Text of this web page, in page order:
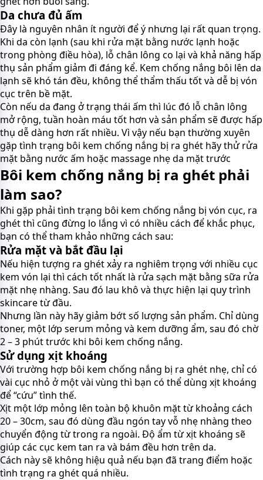
Da chưa đủ ấm
Đây là nguyên nhân ít người để ý nhưng lại rất quan trọng.
Khi da còn lạnh (sau khi rửa mặt bằng nước lạnh hoặc
trong phòng điều hòa), lỗ chân lông co lại và khả năng hấp
thụ sản phẩm giảm đi đáng kể. Kem chống nắng bôi lên da
lạnh sẽ khó tán đều, không thể thẩm thấu tốt và dễ bị vón
cục trên bề mặt.
Còn nếu da đang ở trạng thái ấm thì lúc đó lỗ chân lông
mở rộng, tuần hoàn máu tốt hơn và sản phẩm sẽ được hấp
thụ dễ dàng hơn rất nhiều. Vì vậy nếu bạn thường xuyên
gặp tình trạng bôi kem chống nắng bị ra ghét hãy thử rửa
mặt bằng nước ấm hoặc massage nhẹ da mặt trước
Bôi kem chống nắng bị ra ghét phải
làm sao?
Khi gặp phải tình trạng bôi kem chống nắng bị vón cục, ra
ghét thì cũng đừng lo lắng vì có nhiều cách để khắc phục,
bạn có thể tham khảo những cách sau:
Rửa mặt và bắt đầu lại
Nếu hiện tượng ra ghét xảy ra nghiêm trọng với nhiều cục
kem vón lại thì cách tốt nhất là rửa sạch mặt bằng sữa rửa
mặt nhẹ nhàng. Sau đó lau khô và thực hiện lại quy trình
skincare từ đầu.
Nhưng lần này hãy giảm bớt số lượng sản phẩm. Chỉ dùng
toner, một lớp serum mỏng và kem dưỡng ẩm, sau đó chờ
2 – 3 phút trước khi bôi kem chống nắng.
Sử dụng xịt khoáng
Với trường hợp bôi kem chống nắng bị ra ghét nhẹ, chỉ có
vài cục nhỏ ở một vài vùng thì bạn có thể dùng xịt khoáng
để “cứu” tình thế.
Xịt một lớp mỏng lên toàn bộ khuôn mặt từ khoảng cách
20 – 30cm, sau đó dùng đầu ngón tay vỗ nhẹ nhàng theo
chuyển động từ trong ra ngoài. Độ ẩm từ xịt khoáng sẽ
giúp các cục kem tan ra và bám đều hơn trên da.
Cách này sẽ không hiệu quả nếu bạn đã trang điểm hoặc
tình trạng ra ghét quá nhiều.